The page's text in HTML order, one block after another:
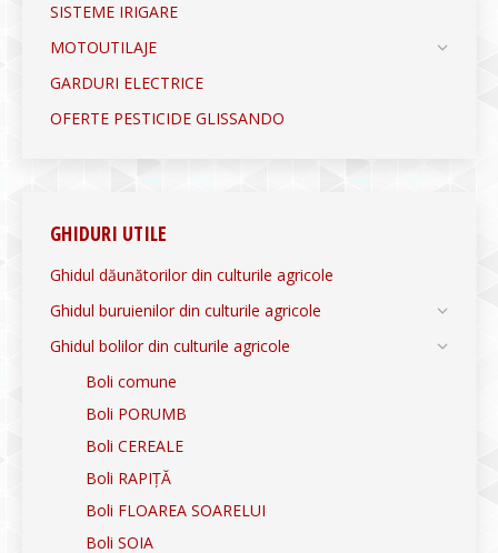
SISTEME IRIGARE
MOTOUTILAJE
GARDURI ELECTRICE
OFERTE PESTICIDE GLISSANDO
GHIDURI UTILE
Ghidul dăunătorilor din culturile agricole
Ghidul buruienilor din culturile agricole
Ghidul bolilor din culturile agricole
Boli comune
Boli PORUMB
Boli CEREALE
Boli RAPIȚĂ
Boli FLOAREA SOARELUI
Boli SOIA